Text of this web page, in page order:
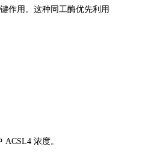
作用。这种同工酶优先利用
浓度。